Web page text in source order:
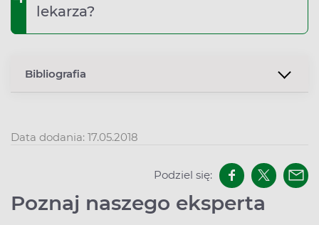
lekarza?
Bibliografia
Data dodania: 17.05.2018
Podziel się:
Poznaj naszego eksperta